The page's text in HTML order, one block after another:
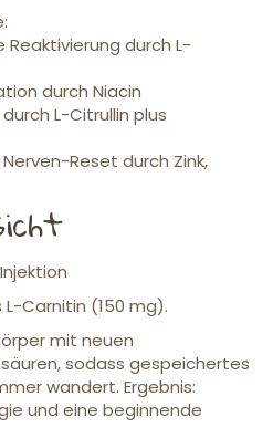
Reaktivierung durch L-
durch Niacin
L-Citrullin plus
Reset durch Zink,
Carnitin (150 mg).
mit neuen
sodass gespeichertes
wandert. Ergebnis:
und eine beginnende